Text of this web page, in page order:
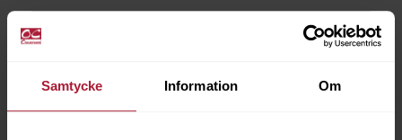
Samtycke Information Om
Saldo